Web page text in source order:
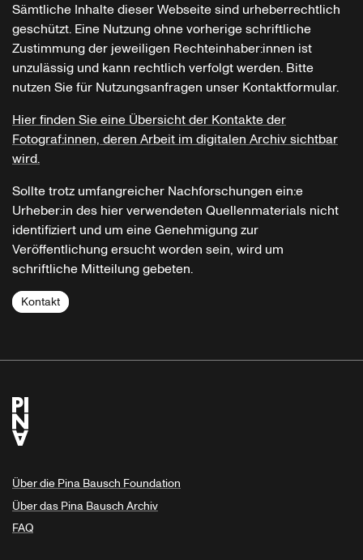
Sämtliche Inhalte dieser Webseite sind urheberrechtlich
geschützt. Eine Nutzung ohne vorherige schriftliche
Zustimmung der jeweiligen Rechteinhaber:innen ist
unzulässig und kann rechtlich verfolgt werden. Bitte
nutzen Sie für Nutzungsanfragen unser Kontaktformular.
Hier finden Sie eine Übersicht der Kontakte der
Fotograf:innen, deren Arbeit im digitalen Archiv sichtbar
wird.
Sollte trotz umfangreicher Nachforschungen ein:e
Urheber:in des hier verwendeten Quellenmaterials nicht
identifiziert und um eine Genehmigung zur
Veröffentlichung ersucht worden sein, wird um
schriftliche Mitteilung gebeten.
Kontakt
Über die Pina Bausch Foundation
Über das Pina Bausch Archiv
FAQ